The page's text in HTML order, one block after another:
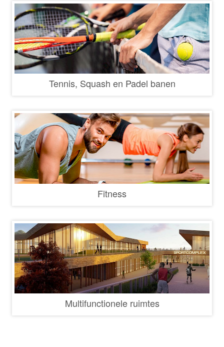
Tennis, Squash en Padel banen
Fitness
Multifunctionele ruimtes